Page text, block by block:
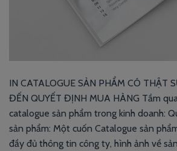
IN CATALOGUE SẢN PHẨM CÓ THẬT
ĐẾN QUYẾT ĐỊNH MUA HÀNG Tầm
catalogue sản phẩm trong kinh doanh:
sản phẩm: Một cuốn Catalogue sản
đầy đủ thông tin công ty, hình ảnh về